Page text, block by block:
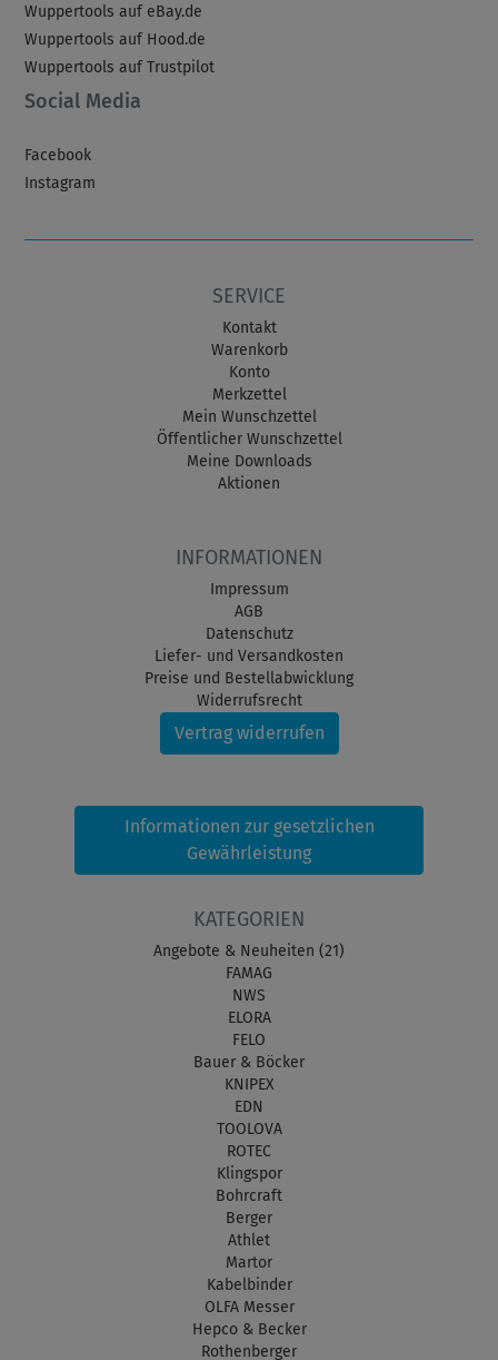
Wuppertools auf eBay.de
Wuppertools auf Hood.de
Wuppertools auf Trustpilot
Social Media
Facebook
Instagram
SERVICE
Kontakt
Warenkorb
Konto
Merkzettel
Mein Wunschzettel
Öffentlicher Wunschzettel
Meine Downloads
Aktionen
INFORMATIONEN
Impressum
AGB
Datenschutz
Liefer- und Versandkosten
Preise und Bestellabwicklung
Widerrufsrecht
Vertrag widerrufen
Informationen zur gesetzlichen
Gewährleistung
KATEGORIEN
Angebote & Neuheiten (21)
FAMAG
NWS
ELORA
FELO
Bauer & Böcker
KNIPEX
EDN
TOOLOVA
ROTEC
Klingspor
Bohrcraft
Berger
Athlet
Martor
Kabelbinder
OLFA Messer
Hepco & Becker
Rothenberger